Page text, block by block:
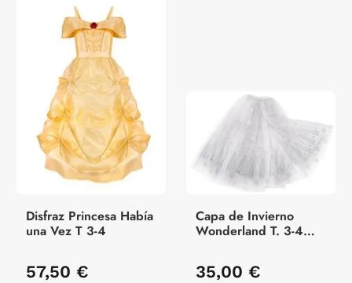
Disfraz Princesa Había
una Vez T 3-4
57,50 €
Capa de Invierno
Wonderland T. 3-4
35,00 €